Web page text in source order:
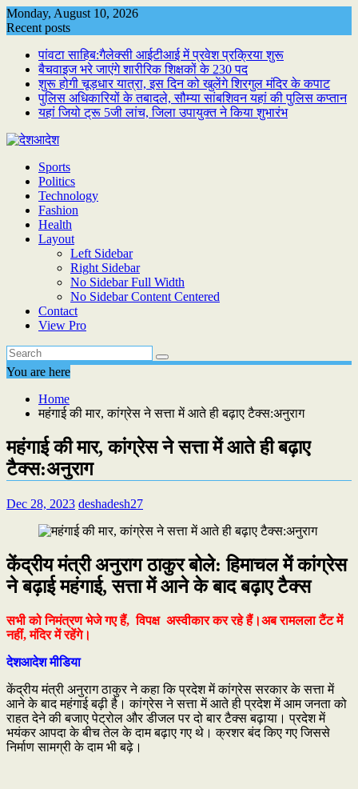
Skip
to
Monday, August 10, 2026
Recent posts
पांवटा साहिब:गैलेक्सी आईटीआई में प्रवेश प्रक्रिया शुरू
बैचवाइज भरे जाएंगे शारीरिक शिक्षकों के 230 पद
शुरू होगी चूड़धार यात्रा, इस दिन को खुलेंगे शिरगुल मंदिर के कपाट
पुलिस अधिकारियों के तबादले, सौम्या सांबशिवन यहां की पुलिस कप्तान
यहां जियो ट्रू 5जी लांच, जिला उपायुक्त ने किया शुभारंभ
Sports
Politics
Technology
Fashion
Health
Layout
Left Sidebar
Right Sidebar
No Sidebar Full Width
No Sidebar Content Centered
Contact
View Pro
You are here
Home
महंगाई की मार, कांग्रेस ने सत्ता में आते ही बढ़ाए टैक्स:अनुराग
महंगाई की मार, कांग्रेस ने सत्ता में आते ही बढ़ाए
टैक्स:अनुराग
Dec 28, 2023 deshadesh27
केंद्रीय मंत्री अनुराग ठाकुर बोले: हिमाचल में कांग्रेस
ने बढ़ाई महंगाई, सत्ता में आने के बाद बढ़ाए टैक्स
सभी को निमंत्रण भेजे गए हैं, विपक्ष अस्वीकार कर रहे हैं।अब रामलला टैंट में
नहीं, मंदिर में रहेंगे।
देशआदेश मीडिया
केंद्रीय मंत्री अनुराग ठाकुर ने कहा कि प्रदेश में कांग्रेस सरकार के सत्ता में
आने के बाद महंगाई बढ़ी है। कांग्रेस ने सत्ता में आते ही प्रदेश में आम जनता को
राहत देने की बजाए पेट्रोल और डीजल पर दो बार टैक्स बढ़ाया। प्रदेश में
भयंकर आपदा के बीच तेल के दाम बढ़ाए गए थे। क्रशर बंद किए गए जिससे
निर्माण सामग्री के दाम भी बढ़े।